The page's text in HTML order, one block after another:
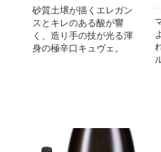
砂質土壌が描くエレガン
スとキレのある酸が響
く、造り手の技が光る渾
身の極辛口キュヴェ。